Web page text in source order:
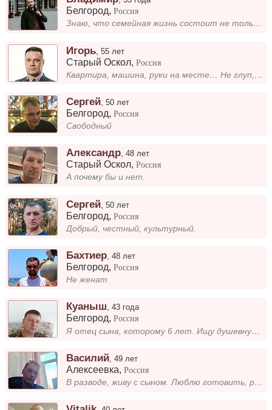
Белгород,Россия
Знаю, что семейная жизнь состоит не только из удовольствий и развлечений, ещё это труд и ограничения, а как только появи...
Игорь ,55 лет
Старый Оскол,Россия
Квартира, машина, руки на месте… Не глуп, образован… молод и способен… 😉 Намерения серьёзные. Ищу здоровые отношения с...
Сергей ,50 лет
Белгород,Россия
Свободный
Александр,48 лет
Старый Оскол,Россия
А почему бы и нет.
Сергей ,50 лет
Белгород,Россия
Добрый, честный, культурный.
Бахтиер ,48 лет
Белгород,Россия
Не женат
Куаныш,43 года
Белгород,Россия
Я отец сына, которому 6 лет. Ищу душевную и заботливую женщину для построения теплой семьи. Важны взаимная поддержка, по...
Василий ,49 лет
Алексеевка,Россия
В разводе, живу с сыном. Люблю готовить, рыбалку, шашлык на природе. Не пьющий, спокойный, и домашний и готов на всё рад...